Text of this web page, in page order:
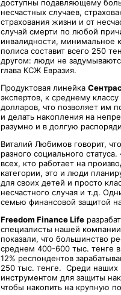
доступны подавляющему
несчастных случаев,
страхования жизни и от
случай смерти по любой
инвалидности, минимальное
полиса составит всего 250
другом: люди не
глава КСЖ Евразия.
Продуктовая линейка
экспертов, к среднему
долларов, что позволяет им
и делать накопления на
разумно и в долгую
Виталий Любимов говорит,
разного социального
всех, кто работает на
категории, это и люди
для своих детей и просто
несчастного случая и т.д.
семью финансовой защитой
Freedom Finance Life
специалисты нашей компании
показали, что большинство
среднем 400-600 тыс. тенге
12% респондентов
250 тыс. тенге. Среди
инструментом для защиты
чтобы накопить на крупную